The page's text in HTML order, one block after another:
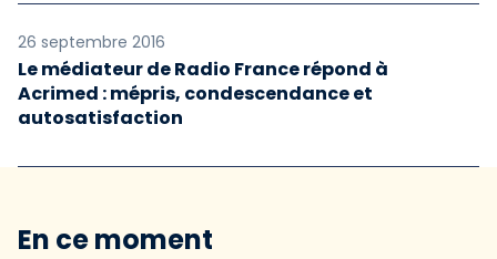
26 septembre 2016
Le médiateur de Radio France répond à
Acrimed : mépris, condescendance et
autosatisfaction
En ce moment